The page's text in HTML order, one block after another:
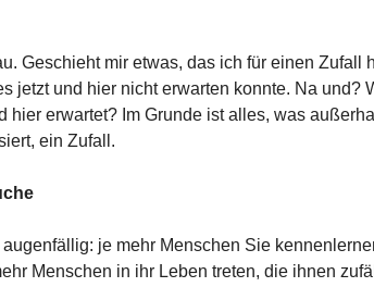
Geschieht mir etwas, das ich für einen Zufall
jetzt und hier nicht erwarten konnte. Na und?
hier erwartet? Im Grunde ist alles, was
ein Zufall.
je mehr Menschen Sie
Menschen in ihr Leben treten, die ihnen